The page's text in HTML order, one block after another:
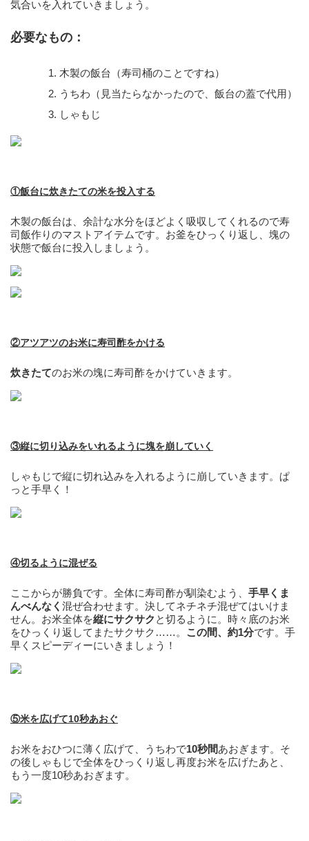
気合いを入れていきましょう。
必要なもの：
木製の飯台（寿司桶のことですね）
うちわ（見当たらなかったので、飯台の蓋で代用）
しゃもじ
①飯台に炊きたての米を投入する
木製の飯台は、余計な水分をほどよく吸収してくれるので寿
司飯作りのマストアイテムです。お釜をひっくり返し、塊の
状態で飯台に投入しましょう。
②アツアツのお米に寿司酢をかける
炊きたてのお米の塊に寿司酢をかけていきます。
③縦に切り込みをいれるように塊を崩していく
しゃもじで縦に切れ込みを入れるように崩していきます。ぱ
っと手早く！
④切るように混ぜる
ここからが勝負です。全体に寿司酢が馴染むよう、 手早くま
んべんなく 混ぜ合わせます。決してネチネチ混ぜてはいけま
せん。お米全体を縦にサクサク と切るように。時々底のお米
をひっくり返してまたサクサク……。 この間、約1分です。手
早くスピーディーにいきましょう！
⑤米を広げて10秒あおぐ
お米をおひつに薄く広げて、うちわで10秒間あおぎます。そ
の後しゃもじで全体をひっくり返し再度お米を広げたあと、
もう一度10秒あおぎます。